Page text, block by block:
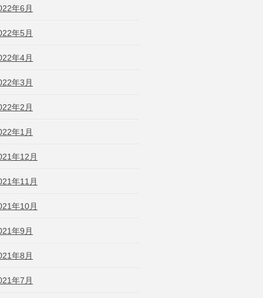
年6月
年5月
年4月
年3月
年2月
年1月
年12月
年11月
年10月
年9月
年8月
年7月